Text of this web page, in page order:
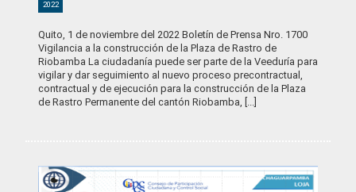
2022
Quito, 1 de noviembre del 2022 Boletín de Prensa Nro. 1700
Vigilancia a la construcción de la Plaza de Rastro de
Riobamba La ciudadanía puede ser parte de la Veeduría para
vigilar y dar seguimiento al nuevo proceso precontractual,
contractual y de ejecución para la construcción de la Plaza
de Rastro Permanente del cantón Riobamba, [...]